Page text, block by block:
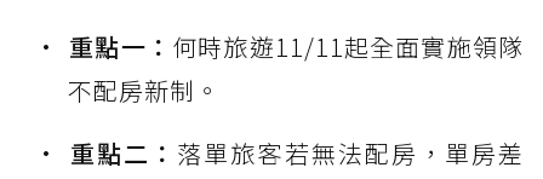
重點一： 何時旅遊11/11起全面實施領隊
不配房新制。
重點二： 落單旅客若無法配房，單房差